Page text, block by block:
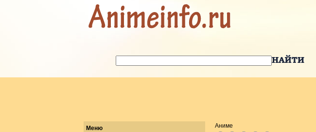
Аниме
Меню